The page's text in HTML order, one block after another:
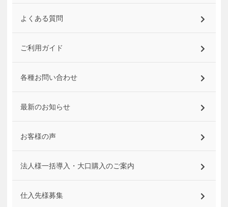
よくある質問
ご利用ガイド
各種お問い合わせ
最新のお知らせ
お客様の声
法人様一括導入・大口購入のご案内
仕入先様募集